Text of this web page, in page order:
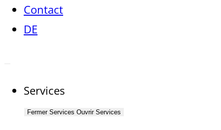
Contact
DE
Services
Fermer Services Ouvrir Services